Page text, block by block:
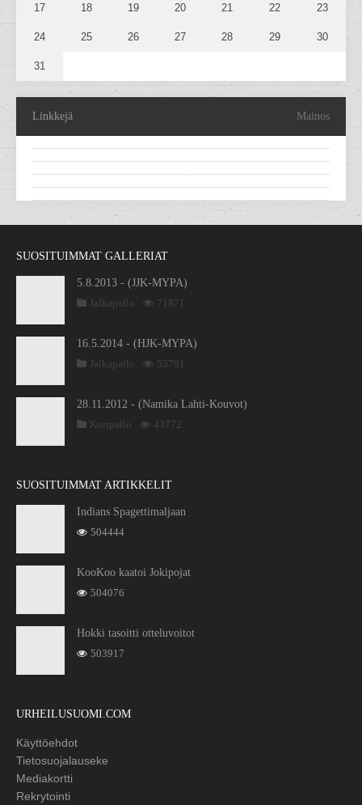
17 18 19 20 21 22 23
24 25 26 27 28 29 30
31
Linkkejä Mainos
SUOSITUIMMAT GALLERIAT
5.8.2013 - (JJK-MYPA)
Jalkapallo
71871
16.5.2014 - (HJK-MYPA)
Jalkapallo
53791
28.11.2012 - (Namika Lahti-Kouvot)
Koripallo
43772
SUOSITUIMMAT ARTIKKELIT
Indians Spagettimaljaan
504444
KooKoo kaatoi Jokipojat
504076
Hokki tasoitti otteluvoitot
503917
URHEILUSUOMI.COM
Käyttöehdot
Tietosuojalauseke
Mediakortti
Rekrytointi